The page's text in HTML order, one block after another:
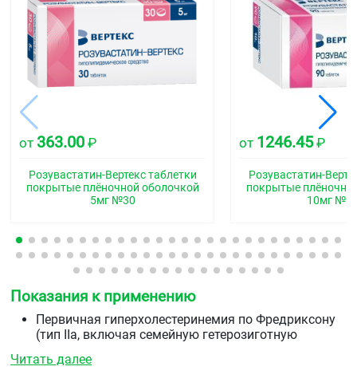
от 363.00 ₽
Розувастатин-Вертекс таблетки
покрытые плёночной оболочкой
5мг №30
от 1246.45₽
Розувастатин-
покрытые
10мг
Показания к применению
Первичная гиперхолестеринемия по Фредриксону
(тип IIa, включая семейную гетерозиготную
гиперхолестеринемия (тип IIb) в качестве
Читать далее